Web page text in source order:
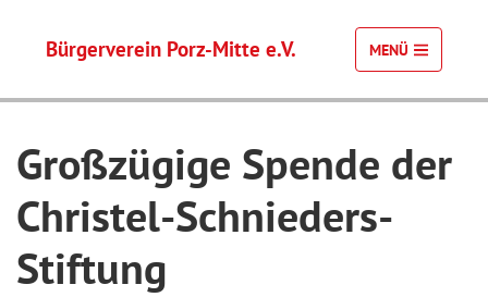
Bürgerverein Porz-Mitte e.V. MENÜ
Großzügige Spende der
Christel-Schnieders-
Stiftung